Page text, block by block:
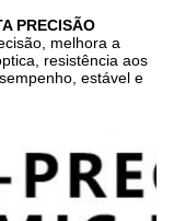
PRECISÃO
melhora a
resistência aos
estável e